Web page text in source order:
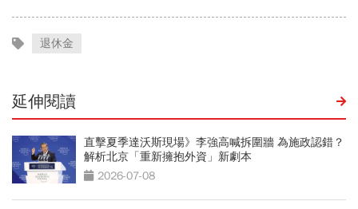
退休金
延伸閱讀
直擊夏季達沃斯現場》李強高喊拆圍牆 為施政認錯？
解析北京「重新擁抱外資」新劇本
2026-07-08